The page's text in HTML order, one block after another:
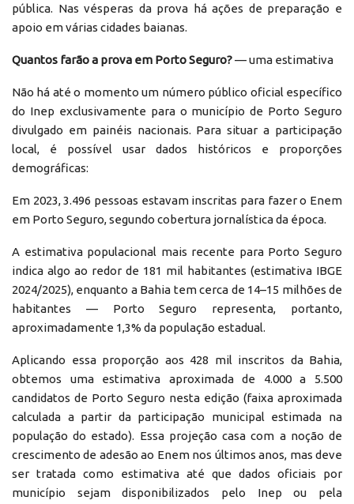
pública. Nas vésperas da prova há ações de preparação e
apoio em várias cidades baianas.
Quantos farão a prova em Porto Seguro?— uma estimativa
Não há até o momento um número público oficial específico
do Inep exclusivamente para o município de Porto Seguro
divulgado em painéis nacionais. Para situar a participação
local, é possível usar dados históricos e proporções
demográficas:
Em 2023, 3.496 pessoas estavam inscritas para fazer o Enem
em Porto Seguro, segundo cobertura jornalística da época.
A estimativa populacional mais recente para Porto Seguro
indica algo ao redor de 181 mil habitantes (estimativa IBGE
2024/2025), enquanto a Bahia tem cerca de 14–15 milhões de
habitantes — Porto Seguro representa, portanto,
aproximadamente 1,3% da população estadual.
Aplicando essa proporção aos 428 mil inscritos da Bahia,
obtemos uma estimativa aproximada de 4.000 a 5.500
candidatos de Porto Seguro nesta edição (faixa aproximada
calculada a partir da participação municipal estimada na
população do estado). Essa projeção casa com a noção de
crescimento de adesão ao Enem nos últimos anos, mas deve
ser tratada como estimativa até que dados oficiais por
município sejam disponibilizados pelo Inep ou pela